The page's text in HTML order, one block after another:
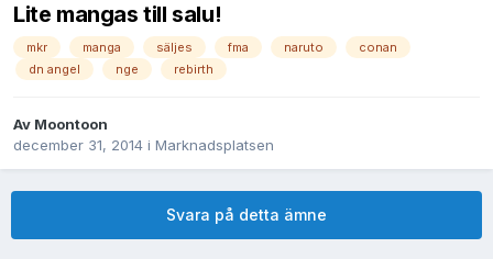
Lite mangas till salu!
mkr manga säljes fma naruto
conan
dn angel
nge rebirth
Av Moontoon
december 31, 2014 i Marknadsplatsen
Svara på detta ämne